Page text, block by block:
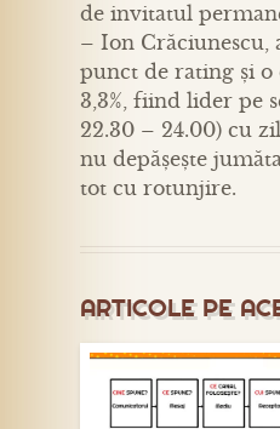
de invitatul
– Ion Crăciunescu,
punct de rating și o
3,3%, fiind lider pe
22.30 – 24.00) cu
nu depășește
tot cu rotunjire.
ARTICOLE PE